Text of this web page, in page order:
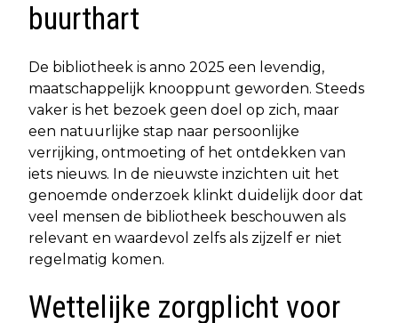
buurthart
De bibliotheek is anno 2025 een levendig,
maatschappelijk knooppunt geworden. Steeds
vaker is het bezoek geen doel op zich, maar
een natuurlijke stap naar persoonlijke
verrijking, ontmoeting of het ontdekken van
iets nieuws. In de nieuwste inzichten uit het
genoemde onderzoek klinkt duidelijk door dat
veel mensen de bibliotheek beschouwen als
relevant en waardevol zelfs als zijzelf er niet
regelmatig komen.
Wettelijke zorgplicht voor